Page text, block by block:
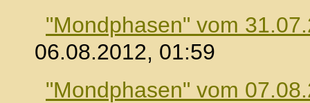
"Mondphasen" vom
06.08.2012, 01:59
"Mondphasen" vom